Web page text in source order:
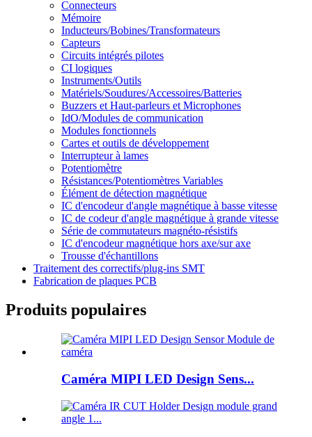
Connecteurs
Mémoire
Inducteurs/Bobines/Transformateurs
Capteurs
Circuits intégrés pilotes
CI logiques
Instruments/Outils
Matériels/Soudures/Accessoires/Batteries
Buzzers et Haut-parleurs et Microphones
IdO/Modules de communication
Modules fonctionnels
Cartes et outils de développement
Interrupteur à lames
Potentiomètre
Résistances/Potentiomètres Variables
Élément de détection magnétique
IC d'encodeur d'angle magnétique à basse vitesse
IC de codeur d'angle magnétique à grande vitesse
Série de commutateurs magnéto-résistifs
IC d'encodeur magnétique hors axe/sur axe
Trousse d'échantillons
Traitement des correctifs/plug-ins SMT
Fabrication de plaques PCB
Produits populaires
Caméra MIPI LED Design Sens...